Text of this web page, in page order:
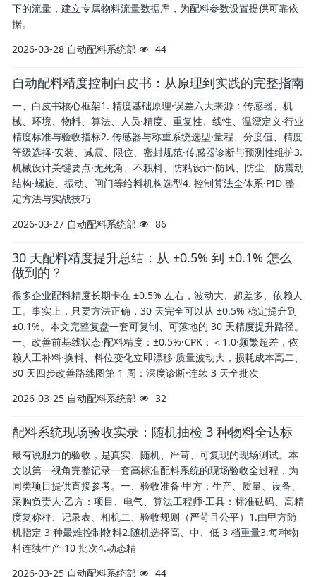
下的流量，建立专属物料流量数据库，为配料参数设置提供可靠依
据。
2026-03-28 自动配料系统部 44
自动配料精度控制白皮书：从原理到实践的完整指南
一、白皮书核心框架1. 精度基础原理·误差六大来源：传感器、机
械、环境、物料、算法、人员·精度、重复性、线性、温漂定义·行业
精度标准与验收指标2. 传感器与称重系统选型·量程、分度值、精度
等级选择·安装、减震、限位、密封规范·传感器诊断与预测性维护3.
机械设计关键要点·无死角、不积料、防粘设计·防风、防尘、防震动
结构·螺旋、振动、闸门等给料机构选型4. 控制算法全体系·PID 整
定方法与实战技巧
2026-03-27 自动配料系统部 86
30 天配料精度提升总结：从 ±0.5% 到 ±0.1% 怎么
做到的？
很多企业配料精度长期卡在 ±0.5% 左右，波动大、超差多、依赖人
工。事实上，只要方法正确，30 天完全可以从 ±0.5% 稳定提升到
±0.1%。本文完整复盘一套可复制、可落地的 30 天精度提升路径。
一、改善前基线状态·配料精度：±0.5%·CPK：＜1.0·频繁超差，依
赖人工补料·换料、料位变化立即漂移·质量波动大，损耗成本高二、
30 天四步改善路线图第 1 周：深度诊断·连续 3 天全批次
2026-03-25 自动配料系统部 32
配料系统现场验收实录：随机抽检 3 种物料全达标
最有说服力的验收，是真实、随机、严苛、可复现的现场测试。本
文以第一视角完整记录一套高标准配料系统的现场验收全过程，为
同类项目提供直接参考。一、验收准备·甲方：生产、质量、设备、
采购负责人·乙方：项目、电气、算法工程师·工具：标准砝码、高精
度复称秤、记录表、相机二、验收规则（严苛且公平）1.由甲方随
机指定 3 种最难控制物料2.随机选择高、中、低 3 档重量3.每种物
料连续生产 10 批次4.动态精
2026-03-25 自动配料系统部 44